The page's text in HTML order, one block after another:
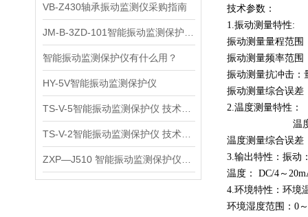
VB-Z430轴承振动监测仪采购指南
智能振动监测保护仪有什么用？
HY-5V智能振动监测保护仪
技术参数：
1.振动测量特性:
振动测量量程范围
振动测量频率范围
振动测量抗冲击：
振动测量综合误差
2.温度测量特性：
温
温度测量综合误差
3.输出特性：振动
温度 ： DC/4 ～
4.环境特性：环境
环境湿度范围： 0 ～